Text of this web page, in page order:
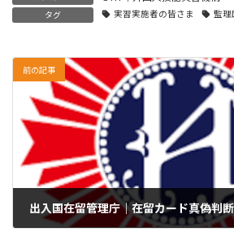
タグ 実習実施者の皆さま 監理
前の記事
出入国在留管理庁｜在留カード真偽判